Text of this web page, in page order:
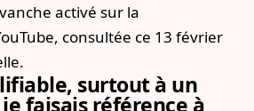
activé sur la
consultée ce 13 février
surtout à un
faisais référence à